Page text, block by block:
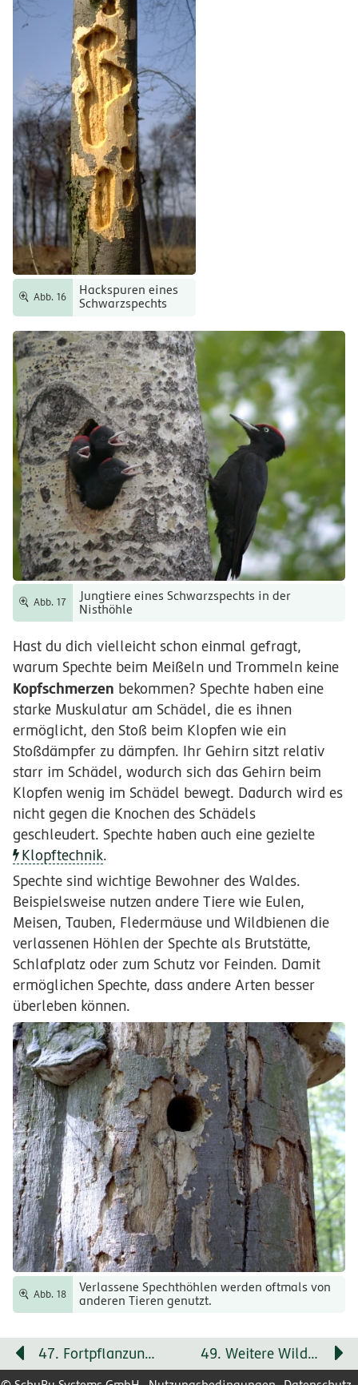
Abb. 16
Hackspuren eines
Schwarzspechts
Abb. 17
Jungtiere eines Schwarzspechts in der
Nisthöhle
Hast du dich vielleicht schon einmal gefragt,
warum Spechte beim Meißeln und Trommeln keine
Kopfschmerzen bekommen? Spechte haben eine
starke Muskulatur am Schädel, die es ihnen
ermöglicht, den Stoß beim Klopfen wie ein
Stoßdämpfer zu dämpfen. Ihr Gehirn sitzt relativ
starr im Schädel, wodurch sich das Gehirn beim
Klopfen wenig im Schädel bewegt. Dadurch wird es
nicht gegen die Knochen des Schädels
geschleudert. Spechte haben auch eine gezielte
Klopftechnik.
Spechte sind wichtige Bewohner des Waldes.
Beispielsweise nutzen andere Tiere wie Eulen,
Meisen, Tauben, Fledermäuse und Wildbienen die
verlassenen Höhlen der Spechte als Brutstätte,
Schlafplatz oder zum Schutz vor Feinden. Damit
ermöglichen Spechte, dass andere Arten besser
überleben können.
Abb. 18
Verlassene Spechthöhlen werden oftmals von
anderen Tieren genutzt.
47. Fortpflanzung der Vögel 49. Weitere Wildvögel stellen sich vor